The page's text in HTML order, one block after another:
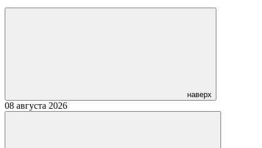
наверх
08 августа 2026